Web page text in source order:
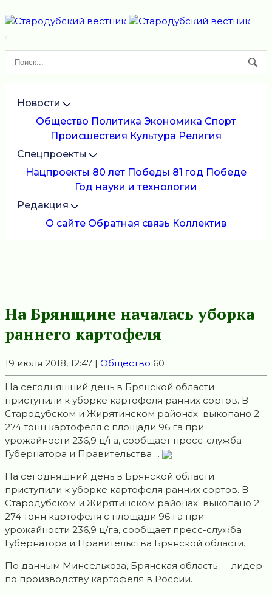
Новости
Общество Политика Экономика Спорт
Происшествия Культура Религия
Спецпроекты
Нацпроекты 80 лет Победы 81 год Победе
Год науки и технологии
Редакция
О сайте Обратная связь Коллектив
На Брянщине началась уборка
раннего картофеля
19 июля 2018, 12:47 | Общество 60
На сегодняшний день в Брянской области
приступили к уборке картофеля ранних сортов. В
Стародубском и Жирятинском районах выкопано 2
274 тонн картофеля с площади 96 га при
урожайности 236,9 ц/га, сообщает пресс-служба
Губернатора и Правительства ...
На сегодняшний день в Брянской области
приступили к уборке картофеля ранних сортов. В
Стародубском и Жирятинском районах выкопано 2
274 тонн картофеля с площади 96 га при
урожайности 236,9 ц/га, сообщает пресс-служба
Губернатора и Правительства Брянской области.
По данным Минсельхоза, Брянская область — лидер
по производству картофеля в России.